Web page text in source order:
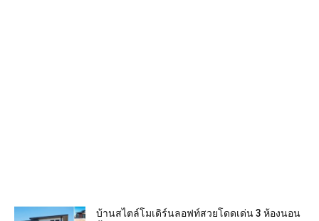
บ้านสไตล์โมเดิร์นลอฟท์สวยโดดเด่น 3 ห้องนอน